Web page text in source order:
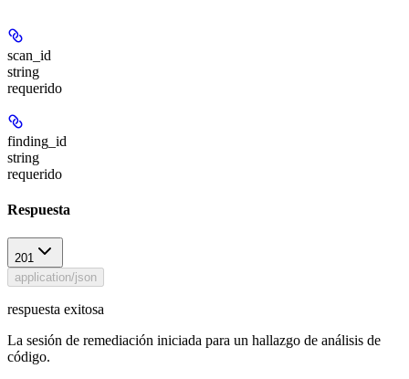
scan_id
string
requerido
finding_id
string
requerido
Respuesta
201
application/json
respuesta exitosa
La sesión de remediación iniciada para un hallazgo de análisis de
código.